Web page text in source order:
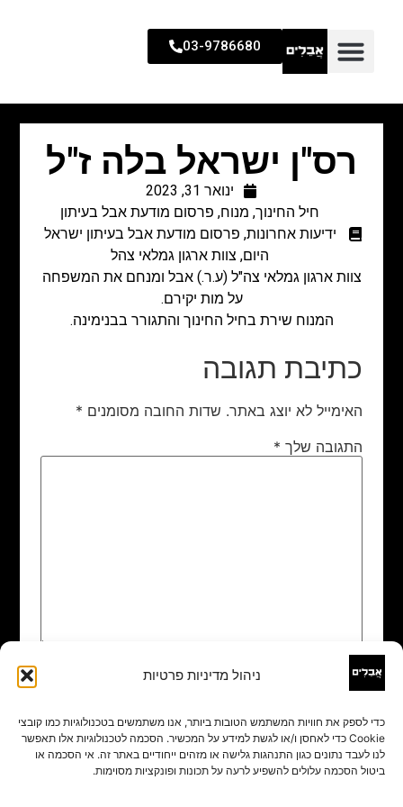
ניהול מדיניות פרטיות
כדי לספק את חוויות המשתמש הטובות ביותר, אנו משתמשים בטכנולוגיות כמו קובצי
Cookie כדי לאחסן ו/או לגשת למידע על המכשיר. הסכמה לטכנולוגיות אלו תאפשר
לנו לעבד נתונים כגון התנהגות גלישה או מזהים ייחודיים באתר זה. אי הסכמה או
ביטול הסכמה עלולים להשפיע לרעה על תכונות ופונקציות מסוימות.
03-9786680
רס"ן ישראל בלה ז"ל
ינואר 31, 2023
חיל החינוך, מנוח, פרסום מודעת אבל בעיתון
ידיעות אחרונות, פרסום מודעת אבל בעיתון ישראל
היום, צוות ארגון גמלאי צהל
צוות ארגון גמלאי צה"ל (ע.ר.) אבל ומנחם את המשפחה
על מות יקירם.
המנוח שירת בחיל החינוך והתגורר בבנימינה.
כתיבת תגובה
האימייל לא יוצג באתר. שדות החובה מסומנים *
התגובה שלך *
שם
אימייל*